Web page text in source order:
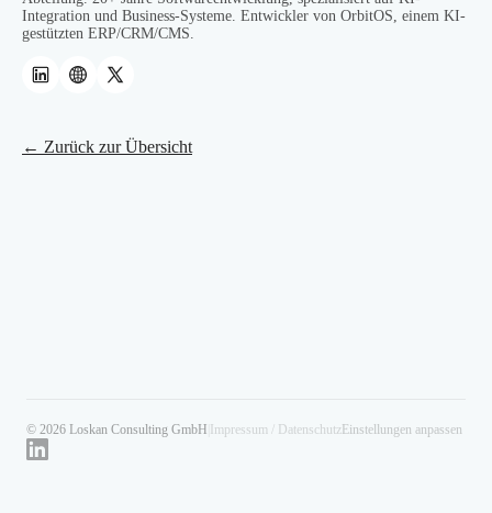
Integration und Business-Systeme. Entwickler von OrbitOS, einem KI-
gestützten ERP/CRM/CMS.
← Zurück zur Übersicht
© 2026 Loskan Consulting GmbH Impressum / Datenschutz Einstellungen anpassen